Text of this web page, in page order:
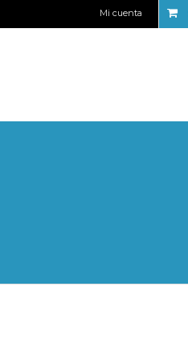
Mi cuenta